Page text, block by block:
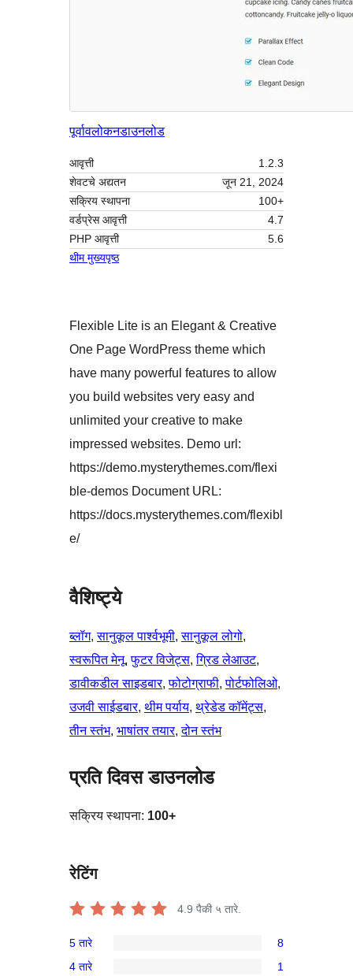
पूर्वावलोकनडाउनलोड
आवृत्ती
1.2.3
शेवटचे अद्यतन
जून 21, 2024
सक्रिय स्थापना
100+
वर्डप्रेस आवृत्ती
4.7
PHP आवृत्ती
5.6
थीम मुख्यपृष्ठ
Flexible Lite is an Elegant & Creative
One Page WordPress theme which
have many powerful features to allow
you build websites very easy and
unlimited your creative to make
impressed websites. Demo url:
https://demo.mysterythemes.com/flexi
ble-demos Document URL:
https://docs.mysterythemes.com/flexibl
e/
वैशिष्ट्ये
ब्लॉग, सानुकूल पार्श्वभूमी, सानुकूल लोगो
स्वरूपित मेनू, फुटर विजेट्स, ग्रिड लेआउट
डावीकडील साइडबार, फोटोग्राफी, पोर्टफोलिओ
उजवी साईडबार, थीम पर्याय, थ्रेडेड कॉमेंट्स
तीन स्तंभ, भाषांतर तयार, दोन स्तंभ
प्रति दिवस डाउनलोड
सक्रिय स्थापना: 100+
रेटिंग
4.9 पैकी ५ तारे.
5-
5 तारे 8
4 तारे 1